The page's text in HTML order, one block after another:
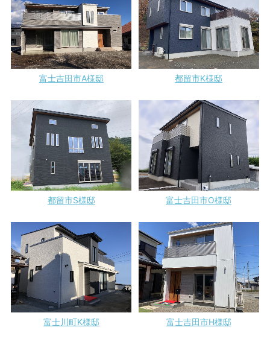
富士吉田市A様邸 都留市K様邸
都留市S様邸 富士吉田市O様邸
富士川町K様邸 富士吉田市H様邸